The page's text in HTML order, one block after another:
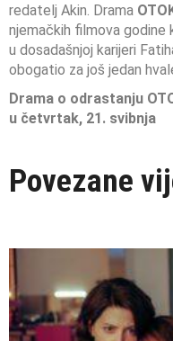
redatelj Akin. Drama
njemačkih filmova
u dosadašnjoj karijeri
obogatio za još jedan
Drama o odrastanju
u četvrtak, 21. svibnja
Povezane